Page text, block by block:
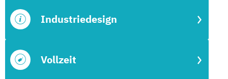
Vollzeit
Industriedesign